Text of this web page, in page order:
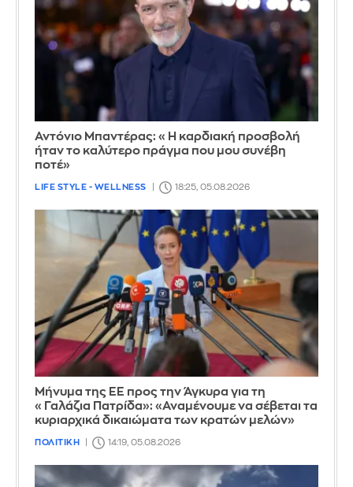
Αντόνιο Μπαντέρας: «Η καρδιακή προσβολή
ήταν το καλύτερο πράγμα που μου συνέβη
ποτέ»
LIFE STYLE - WELLNESS 18:25, 05.08.2026
Μήνυμα της ΕΕ προς την Άγκυρα για τη
«Γαλάζια Πατρίδα»: «Αναμένουμε να σέβεται τα
κυριαρχικά δικαιώματα των κρατών μελών»
ΠΟΛΙΤΙΚΗ 14:19, 05.08.2026